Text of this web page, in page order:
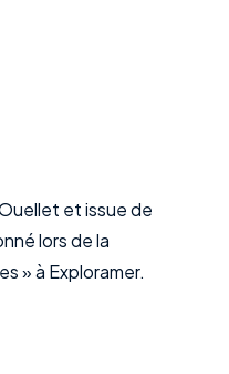
et issue de
lors de la
» à Exploramer.